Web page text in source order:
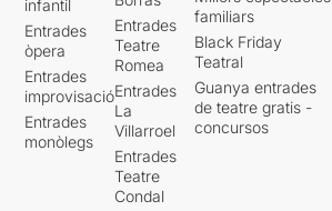
infantil
Entrades
òpera
Entrades
improvisació
Entrades
monòlegs
Entrades
Teatre
Romea
Entrades
La
Villarroel
Entrades
Teatre
Condal
familiars
Black Friday
Teatral
Guanya entrades
de teatre gratis -
concursos